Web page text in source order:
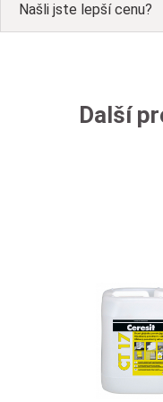
Našli jste lepší cenu?
Další